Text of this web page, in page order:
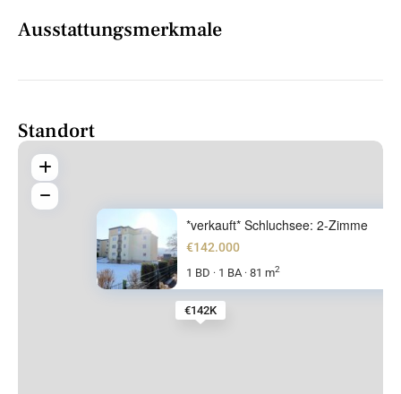
Ausstattungsmerkmale
Standort
€142K
*verkauft* Schluchsee: 2-Zimme
€142.000
1 BD · 1 BA · 81 m2